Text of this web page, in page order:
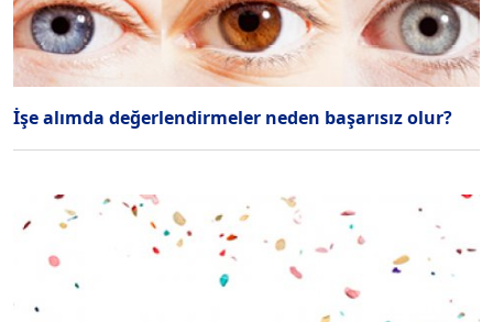
İşe alımda değerlendirmeler neden başarısız olur?